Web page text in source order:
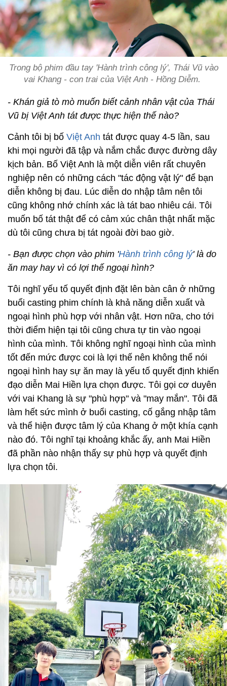
Trong bộ phim đầu tay 'Hành trình công lý', Thái Vũ vào
vai Khang - con trai của Việt Anh - Hồng Diễm.
- Khán giả tò mò muốn biết cảnh nhân vật của Thái
Vũ bị Việt Anh tát được thực hiện thế nào?
Cảnh tôi bị bố Việt Anh tát được quay 4-5 lần, sau
khi mọi người đã tập và nắm chắc được đường dây
kịch bản. Bố Việt Anh là một diễn viên rất chuyên
nghiệp nên có những cách "tác động vật lý" để bạn
diễn không bị đau. Lúc diễn do nhập tâm nên tôi
cũng không nhớ chính xác là tát bao nhiêu cái. Tôi
muốn bố tát thật để có cảm xúc chân thật nhất mặc
dù tôi cũng chưa bị tát ngoài đời bao giờ.
- Bạn được chọn vào phim 'Hành trình công lý' là do
ăn may hay vì có lợi thế ngoại hình?
Tôi nghĩ yếu tố quyết định đặt lên bàn cân ở những
buổi casting phim chính là khả năng diễn xuất và
ngoại hình phù hợp với nhân vật. Hơn nữa, cho tới
thời điểm hiện tại tôi cũng chưa tự tin vào ngoại
hình của mình. Tôi không nghĩ ngoại hình của mình
tốt đến mức được coi là lợi thế nên không thể nói
ngoại hình hay sự ăn may là yếu tố quyết định khiến
đạo diễn Mai Hiền lựa chọn được. Tôi gọi cơ duyên
với vai Khang là sự "phù hợp" và "may mắn". Tôi đã
làm hết sức mình ở buổi casting, cố gắng nhập tâm
và thể hiện được tâm lý của Khang ở một khía cạnh
nào đó. Tôi nghĩ tại khoảng khắc ấy, anh Mai Hiền
đã phần nào nhận thấy sự phù hợp và quyết định
lựa chọn tôi.